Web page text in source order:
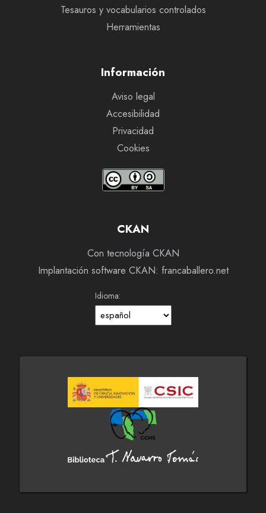
Tesauros y vocabularios controlados
Herramientas
Información
Aviso legal
Accesibilidad
Privacidad
Cookies
CKAN
Con tecnología CKAN
Implantación software CKAN: francaballero.net
Idioma